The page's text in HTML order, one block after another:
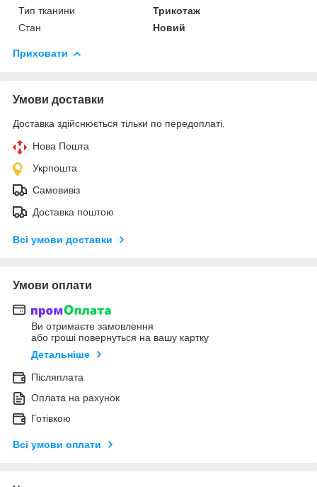
Тип тканини
Трикотаж
Стан
Новий
Приховати
Умови доставки
Доставка здійснюється тільки по передоплаті.
Нова Пошта
Укрпошта
Самовивіз
Доставка поштою
Всі умови доставки
Умови оплати
Ви отримаєте замовлення
або гроші повернуться на вашу картку
Детальніше
Післяплата
Оплата на рахунок
Готівкою
Всі умови оплати